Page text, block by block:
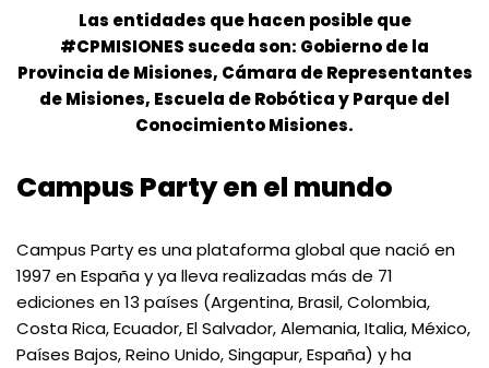
Las entidades que hacen posible que
#CPMISIONES suceda son: Gobierno de la
Provincia de Misiones, Cámara de Representantes
de Misiones, Escuela de Robótica y Parque del
Conocimiento Misiones.
Campus Party en el mundo
Campus Party es una plataforma global que nació en
1997 en España y ya lleva realizadas más de 71
ediciones en 13 países (Argentina, Brasil, Colombia,
Costa Rica, Ecuador, El Salvador, Alemania, Italia, México,
Países Bajos, Reino Unido, Singapur, España) y ha